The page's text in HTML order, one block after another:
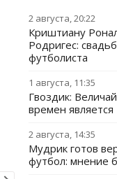
2 августа, 20:22
Криштиану
Родригес:
футболиста
1 августа, 11:35
Гвоздик:
времен
2 августа, 14:35
Мудрик готов
футбол: мнение